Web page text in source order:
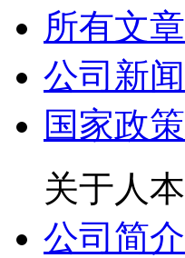
所有文章
公司新闻
国家政策
关于人本
公司简介